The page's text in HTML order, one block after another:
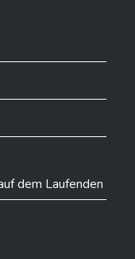
dem Laufenden
Play Store